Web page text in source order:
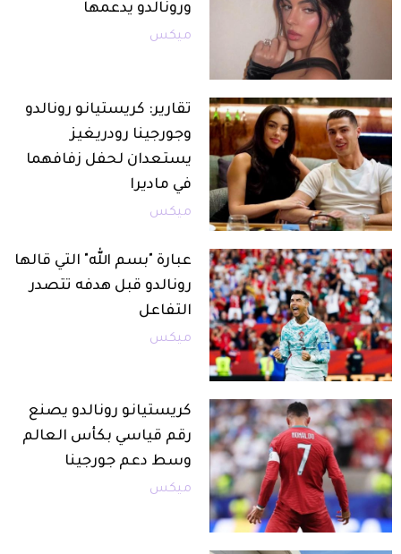
ورونالدو يدعمها
ميكس
تقارير: كريستيانو رونالدو
وجورجينا رودريغيز
يستعدان لحفل زفافهما
في ماديرا
ميكس
عبارة "بسم الله" التي قالها
رونالدو قبل هدفه تتصدر
التفاعل
ميكس
كريستيانو رونالدو يصنع
رقم قياسي بكأس العالم
وسط دعم جورجينا
ميكس